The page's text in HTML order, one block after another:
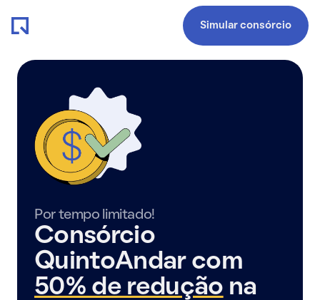
Simular consórcio
Por tempo limitado!
Consórcio
QuintoAndar com
50% de redução na